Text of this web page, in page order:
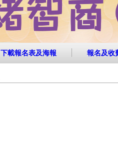
下載報名表及海報 報名及收